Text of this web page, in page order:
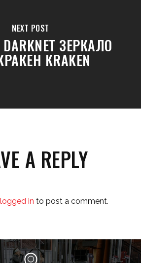
NEXT POST
ЗЕРКАЛО
KRAKEN
A REPLY
logged in to post a comment.